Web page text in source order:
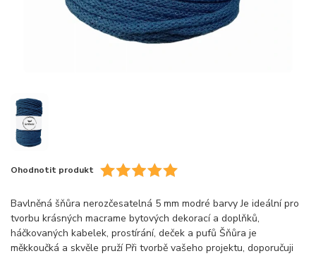
Ohodnotit produkt
Bavlněná šňůra nerozčesatelná 5 mm modré barvy Je ideální pro
tvorbu krásných macrame bytových dekorací a doplňků,
háčkovaných kabelek, prostírání, deček a pufů Šňůra je
měkkoučká a skvěle pruží Při tvorbě vašeho projektu, doporučuji